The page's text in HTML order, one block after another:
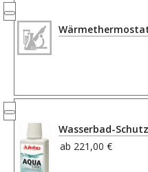
Wasserbad-
ab 221,00 €